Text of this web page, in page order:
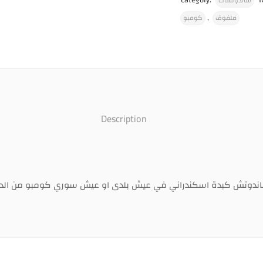
كومبو , ملفوف
Description
كبدة اسكندراني في عيش بلدى او عيش سوري كومبو من